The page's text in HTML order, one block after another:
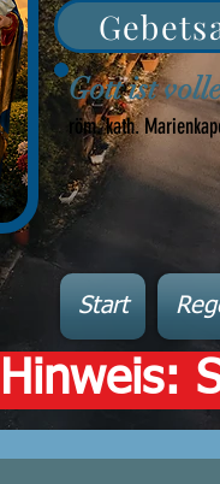
Gott ist
röm. kath.
Start
Hinweis: